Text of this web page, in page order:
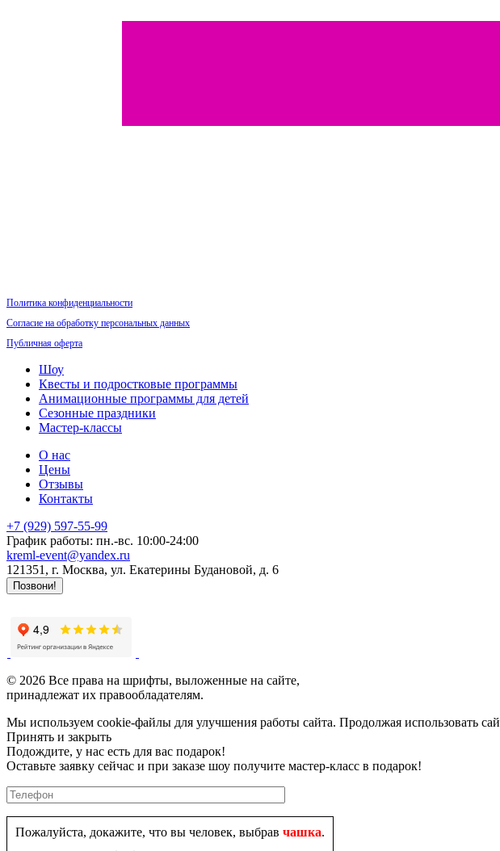
Политика конфиденциальности
Согласие на обработку персональных данных
Публичная оферта
Шоу
Квесты и подростковые программы
Анимационные программы для детей
Сезонные праздники
Мастер-классы
О нас
Цены
Отзывы
Контакты
+7 (929) 597-55-99
График работы: пн.-вс. 10:00-24:00
kreml-event@yandex.ru
121351 , г. Москва, ул. Екатерины Будановой, д. 6
Позвони!
© 2026 Все права на шрифты, выложенные на сайте,
принадлежат их правообладателям.
Мы используем cookie-файлы для улучшения работы сайта. Продолжая использовать
Принять и закрыть
Подождите, у нас есть для вас подарок!
Оставьте заявку сейчас и при заказе шоу получите мастер-класс в подарок!
Пожалуйста, докажите, что вы человек, выбрав чашка.